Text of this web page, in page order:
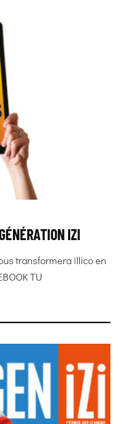
IZI
transformera illico en
TU